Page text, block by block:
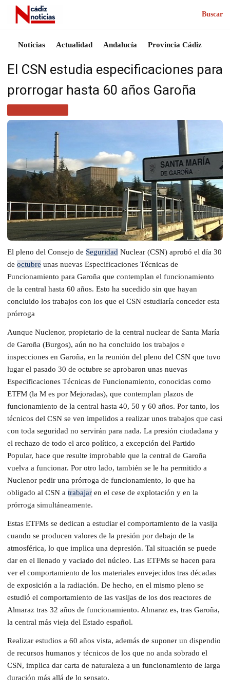
Buscar
Noticias Actualidad Andalucía Provincia Cádiz
El CSN estudia especificaciones para
prorrogar hasta 60 años Garoña
El pleno del Consejo de Seguridad Nuclear (CSN) aprobó el día 30
de octubre unas nuevas Especificaciones Técnicas de
Funcionamiento para Garoña que contemplan el funcionamiento
de la central hasta 60 años. Esto ha sucedido sin que hayan
concluido los trabajos con los que el CSN estudiaría conceder esta
prórroga
Aunque Nuclenor, propietario de la central nuclear de Santa María
de Garoña (Burgos), aún no ha concluido los trabajos e
inspecciones en Garoña, en la reunión del pleno del CSN que tuvo
lugar el pasado 30 de octubre se aprobaron unas nuevas
Especificaciones Técnicas de Funcionamiento, conocidas como
ETFM (la M es por Mejoradas), que contemplan plazos de
funcionamiento de la central hasta 40, 50 y 60 años. Por tanto, los
técnicos del CSN se ven impelidos a realizar unos trabajos que casi
con toda seguridad no servirán para nada. La presión ciudadana y
el rechazo de todo el arco político, a excepción del Partido
Popular, hace que resulte improbable que la central de Garoña
vuelva a funcionar. Por otro lado, también se le ha permitido a
Nuclenor pedir una prórroga de funcionamiento, lo que ha
obligado al CSN a trabajar en el cese de explotación y en la
prórroga simultáneamente.
Estas ETFMs se dedican a estudiar el comportamiento de la vasija
cuando se producen valores de la presión por debajo de la
atmosférica, lo que implica una depresión. Tal situación se puede
dar en el llenado y vaciado del núcleo. Las ETFMs se hacen para
ver el comportamiento de los materiales envejecidos tras décadas
de exposición a la radiación. De hecho, en el mismo pleno se
estudió el comportamiento de las vasijas de los dos reactores de
Almaraz tras 32 años de funcionamiento. Almaraz es, tras Garoña,
la central más vieja del Estado español.
Realizar estudios a 60 años vista, además de suponer un dispendio
de recursos humanos y técnicos de los que no anda sobrado el
CSN, implica dar carta de naturaleza a un funcionamiento de larga
duración más allá de lo sensato.